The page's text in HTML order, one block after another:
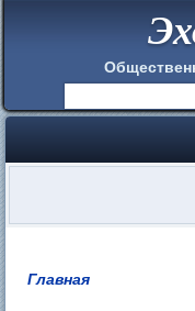
Главная